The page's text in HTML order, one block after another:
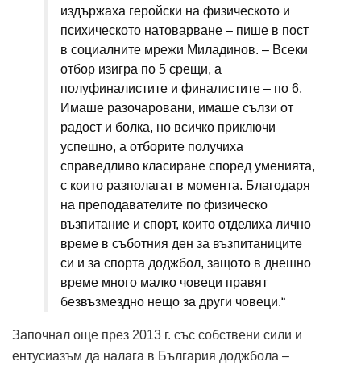
издържаха геройски на физическото и
психическото натоварване – пише в пост
в социалните мрежи Миладинов. – Всеки
отбор изигра по 5 срещи, а
полуфиналистите и финалистите – по 6.
Имаше разочаровани, имаше сълзи от
радост и болка, но всичко приключи
успешно, а отборите получиха
справедливо класиране според уменията,
с които разполагат в момента. Благодаря
на преподавателите по физическо
възпитание и спорт, които отделиха лично
време в съботния ден за възпитаниците
си и за спорта доджбол, защото в днешно
време много малко човеци правят
безвъзмездно нещо за други човеци.“
Започнал още през 2013 г. със собствени сили и
ентусиазъм да налага в България доджбола –